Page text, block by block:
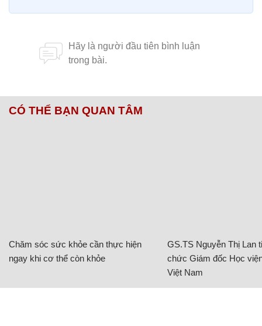
CÓ THỂ BẠN QUAN TÂM
Chăm sóc sức khỏe cần thực hiện
ngay khi cơ thể còn khỏe
GS.TS Nguyễn Thị Lan
chức Giám đốc Học
Việt Nam